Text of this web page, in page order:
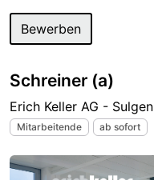
Bewerben
Schreiner (a)
Erich Keller AG - Sulgen
Mitarbeitende ab sofort